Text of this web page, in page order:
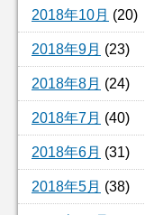
2018年10月 (20)
2018年9月 (23)
2018年8月 (24)
2018年7月 (40)
2018年6月 (31)
2018年5月 (38)